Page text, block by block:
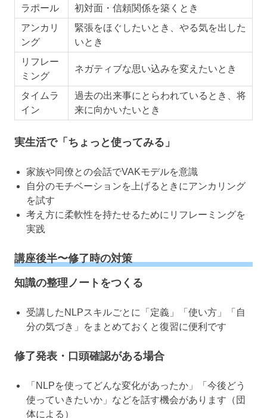
ラポール
初対面・信頼関係を築くとき
アンカリ
ング
緊張をほぐしたいとき、やる気を出した
いとき
リフレー
ミング
ネガティブな思い込みを変えたいとき
タイムラ
イン
過去の出来事にとらわれているとき、将
来に向かいたいとき
実生活で「ちょっと使ってみる」
家族や同僚との会話でVAKモデルを意識
自分のモチベーションを上げるときにアンカリング
を試す
考え方に柔軟性を持たせるためにリフレーミングを
実践
講座後半〜修了時の対策
知識の整理ノートをつくる
受講したNLPスキルごとに「定義」「使い方」「自
分の気づき」をまとめておくと復習に便利です
修了発表・口頭確認がある場合
「NLPを使ってどんな変化があったか」「今後どう
使っていきたいか」などを話す機会があります（団
体による）